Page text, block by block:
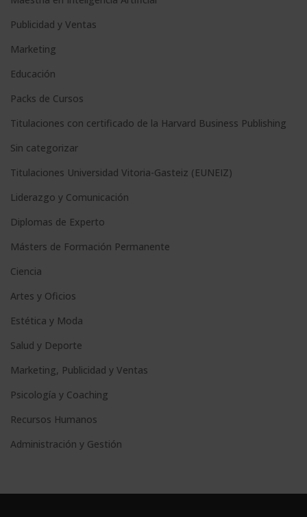
n
i
v
e
Publicidad y Ventas
Marketing
Educación
Packs de Cursos
Titulaciones con certificado de la Harvard Business Publishing
Sin categorizar
Titulaciones Universidad Vitoria-Gasteiz (EUNEIZ)
Liderazgo y Comunicación
Diplomas de Experto
Másters de Formación Permanente
Ciencia
Artes y Oficios
Estética y Moda
Salud y Deporte
Marketing, Publicidad y Ventas
Psicología y Coaching
Recursos Humanos
Administración y Gestión